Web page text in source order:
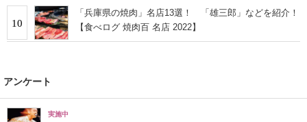
10
「兵庫県の焼肉」名店13選！ 「雄三郎」などを紹介！
【食べログ 焼肉百 名店 2022】
アンケート
実施中